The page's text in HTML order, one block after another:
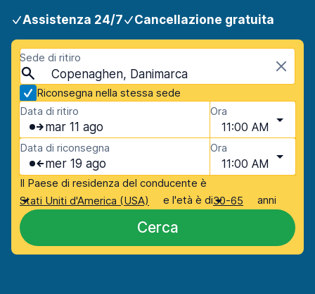
Assistenza 24/7 Cancellazione gratuita
Sede di ritiro
Copenaghen, Danimarca
Riconsegna nella stessa sede
Data di ritiro
mar 11 ago
Ora
11:00 AM
Data di riconsegna
mer 19 ago
Ora
11:00 AM
Il Paese di residenza del conducente è
Stati Uniti d'America (USA)
e l'età è di30-65 anni
Cerca